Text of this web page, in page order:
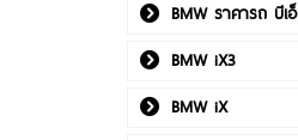
BMW ราคารถ บีเ
BMW iX3
BMW iX